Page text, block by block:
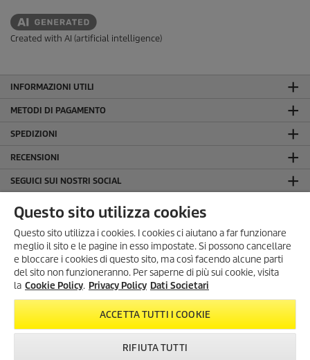
SONO ARRIVATI I SUMMER
DAYS!
Scopri tutte leofferte esclusive,
consconti fino al 35%!
Created with AI (artificial intelligence)
INFORMAZIONI UTILI
METODI DI PAGAMENTO
SPEDIZIONI
RECENSIONI
SEGUICI SUI NOSTRI SOCIAL
LA NOSTRA AZIENDA
INFORMAZIONI GENERALI
INFORMAZIONI LEGALI
Dati Societari
Privacy Policy
Questo sito utilizza cookies
Questo sito utilizza i cookies. I cookies ci aiutano a far funzionare
meglio il sito e le pagine in esso impostate. Si possono cancellare
e bloccare i cookies di questo sito, ma così facendo alcune parti
del sito non funzioneranno. Per saperne di più sui cookie, visita
la Cookie Policy. Privacy Policy Dati Societari
ACCETTA TUTTI I COOKIE
RIFIUTA TUTTI